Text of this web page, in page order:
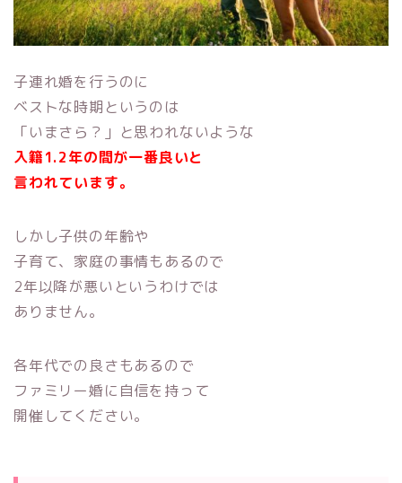
子連れ婚を行うのに
ベストな時期というのは
「いまさら？」と思われないような
入籍1.2年の間が一番良いと
言われています。
しかし子供の年齢や
子育て、家庭の事情もあるので
2年以降が悪いというわけでは
ありません。
各年代での良さもあるので
ファミリー婚に自信を持って
開催してください。